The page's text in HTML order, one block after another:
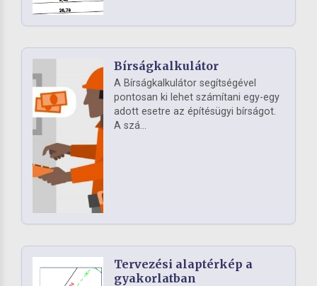
Bírságkalkulátor
A Bírságkalkulátor segítségével
pontosan ki lehet számítani egy-egy
adott esetre az építésügyi bírságot.
A szá...
Tervezési alaptérkép a
gyakorlatban